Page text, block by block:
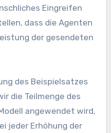
Eingreifen
dass die Agenten
der gesendeten
des Beispielsatzes
die Teilmenge des
angewendet wird,
jeder Erhöhung der